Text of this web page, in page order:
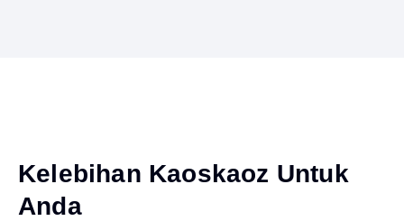
Kelebihan Kaoskaoz Untuk
Anda